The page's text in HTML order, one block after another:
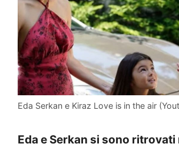
Eda Serkan e Kiraz Love is in the air
Eda e Serkan si sono ritrovati